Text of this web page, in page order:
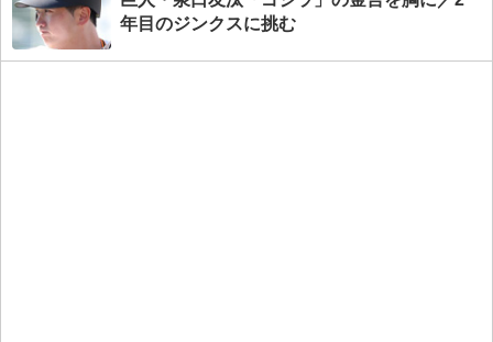
年目のジンクスに挑む